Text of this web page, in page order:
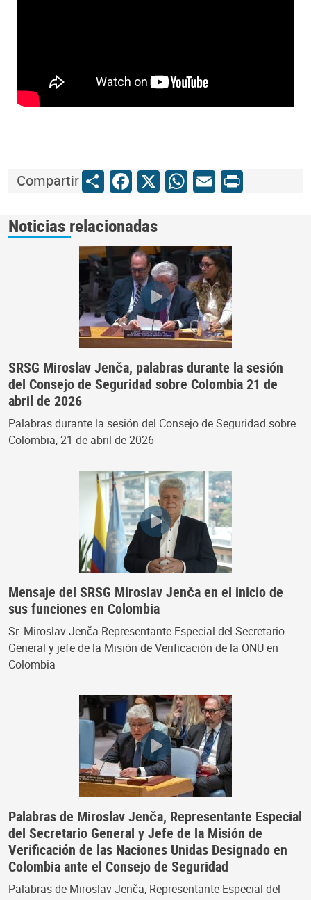
CompartirShareFacebook
X WhatsApp
Email
Print
Noticias relacionadas
SRSG Miroslav Jenča, palabras durante la sesión
del Consejo de Seguridad sobre Colombia 21 de
abril de 2026
Palabras durante la sesión del Consejo de Seguridad sobre
Colombia, 21 de abril de 2026
Mensaje del SRSG Miroslav Jenča en el inicio de
sus funciones en Colombia
Sr. Miroslav Jenča Representante Especial del Secretario
General y jefe de la Misión de Verificación de la ONU en
Colombia
Palabras de Miroslav Jenča, Representante Especial
del Secretario General y Jefe de la Misión de
Verificación de las Naciones Unidas Designado en
Colombia ante el Consejo de Seguridad
Palabras de Miroslav Jenča, Representante Especial del